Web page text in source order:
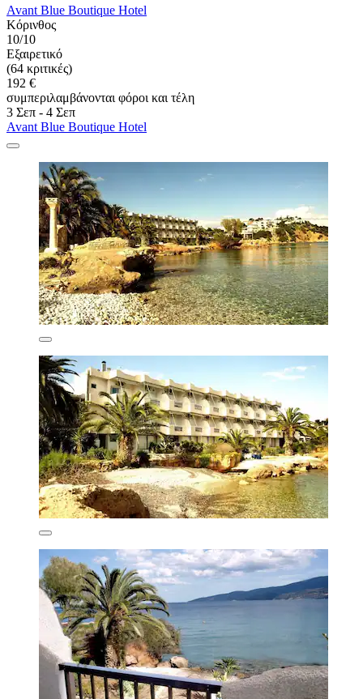
Avant Blue Boutique Hotel
Κόρινθος
10/10
Εξαιρετικό
(64 κριτικές)
192 €
συμπεριλαμβάνονται φόροι και τέλη
3 Σεπ - 4 Σεπ
Avant Blue Boutique Hotel